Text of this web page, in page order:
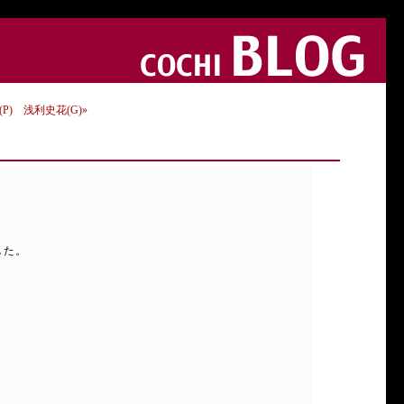
浅利史花(G)»
。